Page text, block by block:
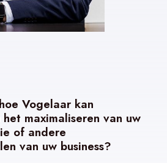
Vogelaar kan
maximaliseren van uw
of andere
van uw business?